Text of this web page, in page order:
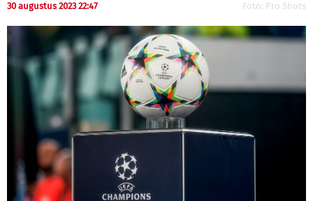
30 augustus 2023 22:47 Foto: Pro Shots